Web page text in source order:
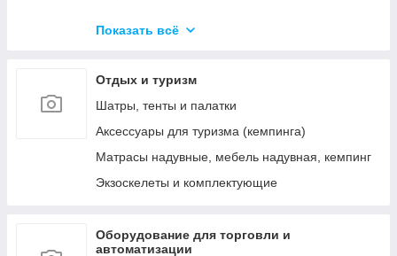
Лестницы, тенты, подложки и др. аксессуары
аксессуаров
Пляжные надувные матрасы и шезлонги
Обучение плаванию (нарукавники, жилеты и
т.д.)
Показать всё
Отдых и туризм
Шатры, тенты и палатки
Аксессуары для туризма (кемпинга)
Матрасы надувные, мебель надувная, кемпинг
Экзоскелеты и комплектующие
Оборудование для торговли и
автоматизации